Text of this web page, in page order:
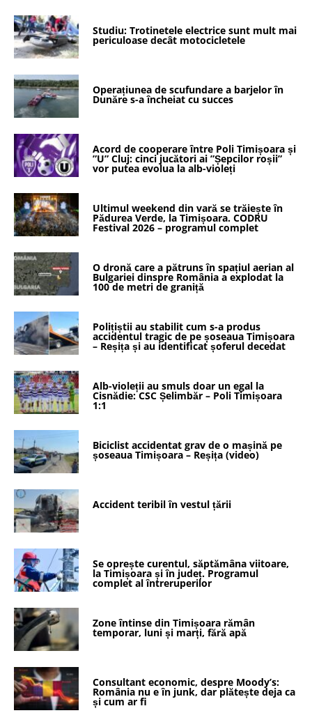
Studiu: Trotinetele electrice sunt mult mai
periculoase decât motocicletele
Operațiunea de scufundare a barjelor în
Dunăre s-a încheiat cu succes
Acord de cooperare între Poli Timișoara și
”U” Cluj: cinci jucători ai ”Șepcilor roșii”
vor putea evolua la alb-violeți
Ultimul weekend din vară se trăiește în
Pădurea Verde, la Timișoara. CODRU
Festival 2026 – programul complet
O dronă care a pătruns în spațiul aerian al
Bulgariei dinspre România a explodat la
100 de metri de graniță
Polițiștii au stabilit cum s-a produs
accidentul tragic de pe șoseaua Timișoara
– Reșița și au identificat șoferul decedat
Alb-violeții au smuls doar un egal la
Cisnădie: CSC Șelimbăr – Poli Timișoara
1:1
Biciclist accidentat grav de o mașină pe
șoseaua Timișoara – Reșița (video)
Accident teribil în vestul țării
Se oprește curentul, săptămâna viitoare,
la Timișoara și în județ. Programul
complet al întreruperilor
Zone întinse din Timișoara rămân
temporar, luni și marți, fără apă
Consultant economic, despre Moody’s:
România nu e în junk, dar plătește deja ca
și cum ar fi